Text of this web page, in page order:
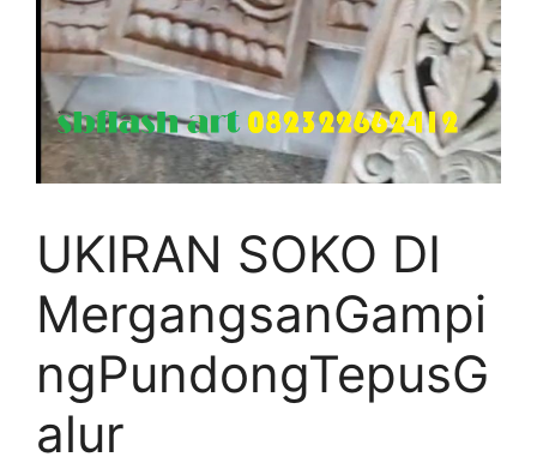
UKIRAN SOKO DI
MergangsanGampi
ngPundongTepusG
alur